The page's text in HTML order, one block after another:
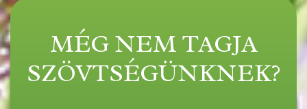
MÉG NEM TAGJA
SZÖVTSÉGÜNKNEK?